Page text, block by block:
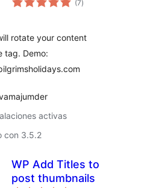
(7de
)
rotate your content
tag. Demo:
activas
con 3.5.2
WP Add Titles to
post thumbnails